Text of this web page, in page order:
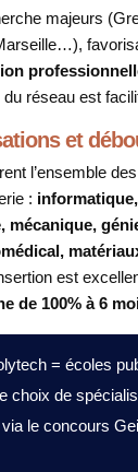
majeurs
réseau est
et
l’ensemble
: informatique,
mécanique,
est
de 100% à 6
= écoles
choix de
le concours